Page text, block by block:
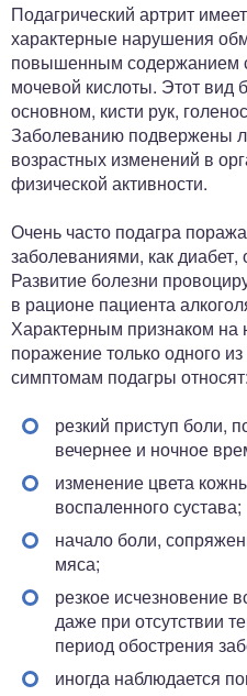
Подагрический артрит
характерные нарушения
повышенным содержанием
мочевой кислоты. Этот вид
основном, кисти рук,
Заболеванию подвержены
возрастных изменений в
физической активности.
Очень часто подагра
заболеваниями, как
Развитие болезни
в рационе пациента
Характерным признаком на
поражение только одного
симптомам подагры относят:
резкий приступ боли,
вечернее и ночное
изменение цвета
воспаленного сустава;
начало боли,
мяса;
резкое исчезновение
даже при отсутствии
период обострения
иногда наблюдается